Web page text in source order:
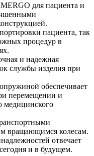
для пациента и
пациента, так
процедур в
и надежная
службы изделия при
обеспечивает
перемещении и
медицинского
вращающимся колесам.
отвечает
и в будущем.